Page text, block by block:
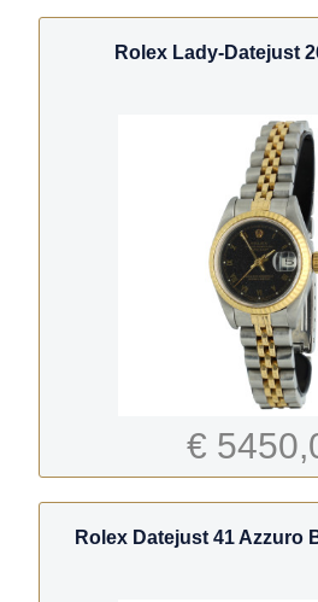
Rolex Lady-Datejust
€
Rolex Datejust 41 Azzuro